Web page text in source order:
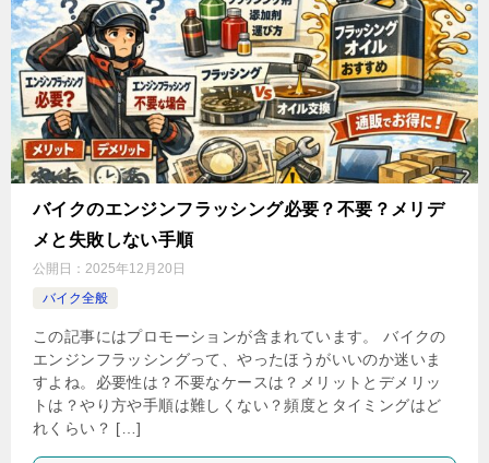
バイクのエンジンフラッシング必要？不要？メリデ
メと失敗しない手順
公開日： 2025年12月20日
バイク全般
この記事にはプロモーションが含まれています。 バイクの
エンジンフラッシングって、やったほうがいいのか迷いま
すよね。必要性は？不要なケースは？メリットとデメリッ
トは？やり方や手順は難しくない？頻度とタイミングはど
れくらい？ […]